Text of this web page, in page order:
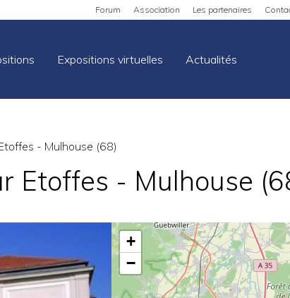
Forum Association Les partenaires
Expositions virtuelles Actualités
- Mulhouse (68)
Etoffes - Mulhouse
+
−